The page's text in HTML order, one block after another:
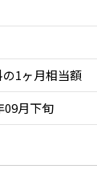
1ヶ月相当額
09月下旬